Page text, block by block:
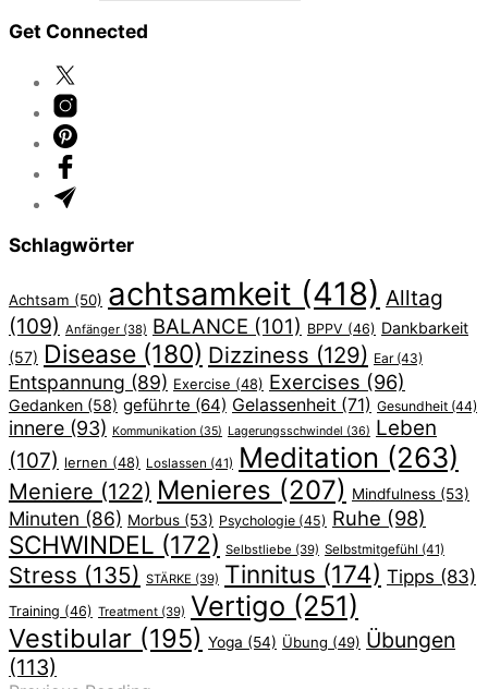
Get Connected
Schlagwörter
Achtsam (50) achtsamkeit (418) Alltag
(109) Anfänger (38) BALANCE (101) BPPV (46) Dankbarkeit
(57) Disease (180) Dizziness (129) Ear(43)
Entspannung (89) Exercise (48) Exercises (96)
Gedanken (58) geführte (64) Gelassenheit (71) Gesundheit (44)
innere (93) Kommunikation (35) Lagerungsschwindel (36) Leben
(107) lernen (48) Loslassen (41) Meditation (263)
Meniere (122) Menieres (207) Mindfulness (53)
Minuten (86) Morbus (53) Psychologie (45) Ruhe (98)
SCHWINDEL (172) Selbstliebe (39) Selbstmitgefühl (41)
Stress (135) STÄRKE (39) Tinnitus (174) Tipps (83)
Training (46) Treatment (39) Vertigo (251)
Vestibular (195) Yoga (54) Übung (49) Übungen
(113)